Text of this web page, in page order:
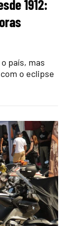
1912:
país, mas
o eclipse